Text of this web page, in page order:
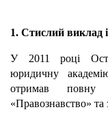
1. Стислий виклад
У 2011 році
юридичну
отримав повну
«Правознавство» та